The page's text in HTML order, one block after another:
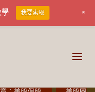
學 我要索取 +